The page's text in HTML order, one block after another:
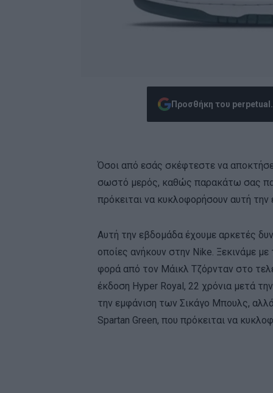
Προσθήκη του
Όσοι από εσάς σκέφτεστε να
σωστό μερός, καθώς παρακάτω σας
πρόκειται να κυκλοφορήσουν αυτή την
Αυτή την εβδομάδα έχουμε αρκετές
οποίες ανήκουν στην Nike. Ξεκινάμε
φορά από τον Μάικλ Τζόρνταν στο
έκδοση Hyper Royal, 22 χρόνια μετά
την εμφάνιση των Σικάγο Μπουλς,
Spartan Green, που πρόκειται να